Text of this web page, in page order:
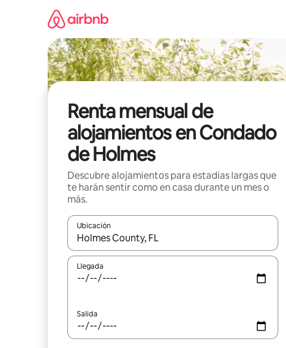
Renta mensual de
alojamientos en Condado
de Holmes
Descubre alojamientos para estadías largas que
te harán sentir como en casa durante un mes o
más.
Ubicación
Cuando los resultados estén disponibles, navega con
Llegada
Salida